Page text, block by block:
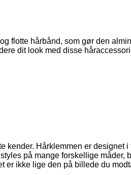
flotte hårbånd, som gør den
dit look med disse
kender. Hårklemmen er designet i
på mange forskellige måder,
er ikke lige den på billede du